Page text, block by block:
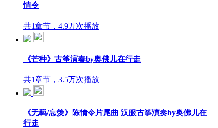
情令
共1章节，4.9万次播放
《芒种》古筝演奏by奥佛儿在行走
共1章节，3.5万次播放
《无羁/忘羡》陈情令片尾曲 汉服古筝演奏by奥佛儿在
行走